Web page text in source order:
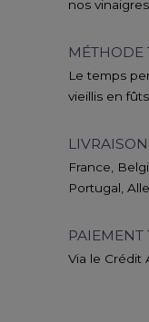
nos vinaigres.
MÉTHODE
Le temps
vieillis en fûts.
France,
Portugal,
PAIEMENT
Via le Crédit